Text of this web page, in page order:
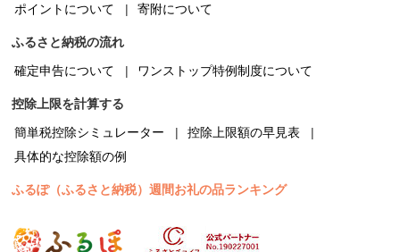
ポイントについて
寄附について
ふるさと納税の流れ
確定申告について
ワンストップ特例制度について
控除上限を計算する
簡単税控除シミュレーター
控除上限額の早見表
具体的な控除額の例
ふるぽ（ふるさと納税）週間お礼の品ランキング